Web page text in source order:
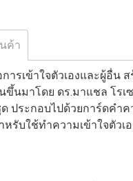
ค้า
ารเข้าใจตัวเองและผู้อื่น
นมาโดย ดร.มาแชล โรเซ
ประกอบไปด้วยการ์ดคำ
หรับใช้ทำความเข้าใจตัว